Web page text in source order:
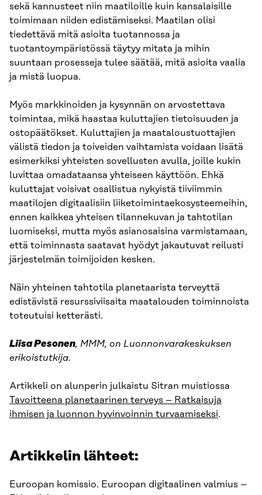
sekä kannusteet niin maatiloille kuin kansalaisille
toimimaan niiden edistämiseksi. Maatilan olisi
tiedettävä mitä asioita tuotannossa ja
tuotantoympäristössä täytyy mitata ja mihin
suuntaan prosesseja tulee säätää, mitä asioita vaalia
ja mistä luopua.
Myös markkinoiden ja kysynnän on arvostettava
toimintaa, mikä haastaa kuluttajien tietoisuuden ja
ostopäätökset. Kuluttajien ja maataloustuottajien
välistä tiedon ja toiveiden vaihtamista voidaan lisätä
esimerkiksi yhteisten sovellusten avulla, joille kukin
luvittaa omadataansa yhteiseen käyttöön. Ehkä
kuluttajat voisivat osallistua nykyistä tiiviimmin
maatilojen digitaalisiin liiketoimintaekosysteemeihin,
ennen kaikkea yhteisen tilannekuvan ja tahtotilan
luomiseksi, mutta myös asianosaisina varmistamaan,
että toiminnasta saatavat hyödyt jakautuvat reilusti
järjestelmän toimijoiden kesken.
Näin yhteinen tahtotila planetaarista terveyttä
edistävistä resurssiviisaita maatalouden toiminnoista
toteutuisi ketterästi.
Liisa Pesonen, MMM, on Luonnonvarakeskuksen
erikoistutkija.
Artikkeli on alunperin julkaistu Sitran muistiossa
Tavoitteena planetaarinen terveys – Ratkaisuja
ihmisen ja luonnon hyvinvoinnin turvaamiseksi.
Artikkelin lähteet:
Euroopan komissio. Euroopan digitaalinen valmius –